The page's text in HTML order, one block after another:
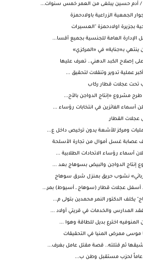
أدم حسين يبلغى من العمر خمس سنوات...
الجمعية الزراعية باولادحمزة
بجزيرة اولادحمزة "العسيرات
العامة للجنسية بجميع أقسا...
بـ«جناية» في «المركزي»
إصلاح الكبد الدهني.. تعرف عليها
عملية تدوير وتنقلات لتحقيق ...
عجلات قطار ركاب
أسماء الفائزين في انتخابات رؤساء ...
القطار
ومركز للأشعة يدون ترخيص داخل ع...
غسل أموال من تجارة الأسلحة
أسماء رؤساء الاتحادات الطلابية ...
إنتاج الدواجن والبيض بسوهاج بعد ...
نشوب حريق بمنزل شرق سوهاج
عجلات قطار (سوهاج ـ أسيوط) بمر...
الدكتور النمر محمدين بتولى م...
المدارس والخدمات في قريتي أولاد ...
اخترع بديل للطاقة وهوا ...
موسى ممرض المنيا في التحقيقات
ثم قتلته.. قصة مقتل عامل بغرف...
عاماً لحزب مستقبل وطن ب...